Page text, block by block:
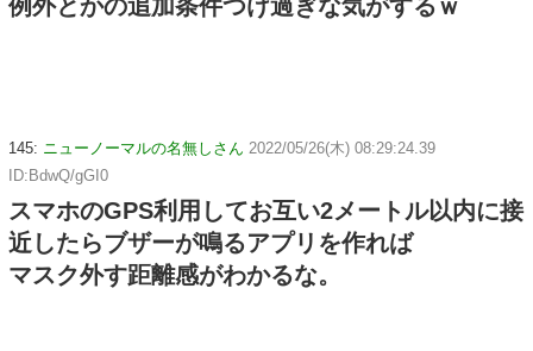
例外とかの追加条件つけ過ぎな気がするｗ
145: ニューノーマルの名無しさん 2022/05/26(木) 08:29:24.39
ID:BdwQ/gGI0
スマホのGPS利用してお互い2メートル以内に接
近したらブザーが鳴るアプリを作れば
マスク外す距離感がわかるな。